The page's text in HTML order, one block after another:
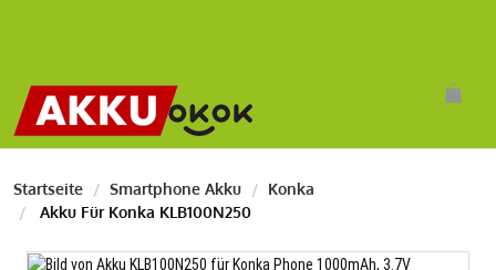
Startseite Smartphone Akku
Konka
Akku Für Konka KLB100N250